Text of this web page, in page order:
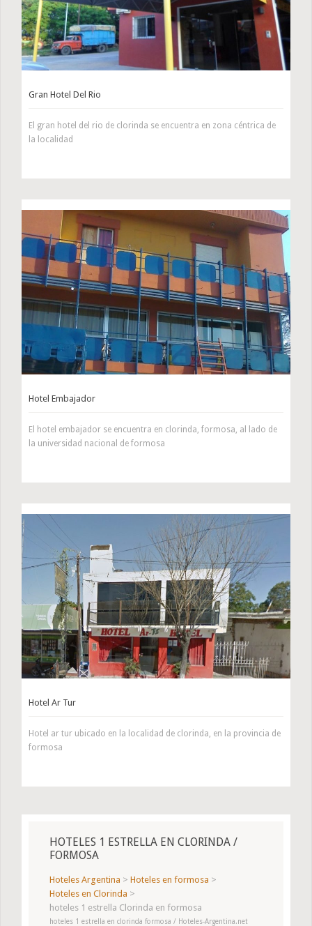
Gran Hotel Del Rio
El gran hotel del rio de clorinda se encuentra en zona céntrica de
la localidad
Hotel Embajador
El hotel embajador se encuentra en clorinda, formosa, al lado de
la universidad nacional de formosa
Hotel Ar Tur
Hotel ar tur ubicado en la localidad de clorinda, en la provincia de
formosa
HOTELES 1 ESTRELLA EN CLORINDA /
FORMOSA
Hoteles Argentina > Hoteles en formosa >
Hoteles en Clorinda >
hoteles 1 estrella Clorinda en formosa
hoteles 1 estrella en clorinda formosa / Hoteles-Argentina.net